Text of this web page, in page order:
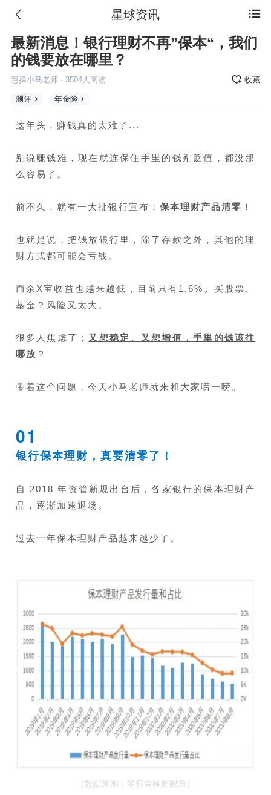
 星球资讯
最新消息！银行理财不再”保本“，我们
的钱要放在哪里？
慧择小马老师· 3504人阅读 收藏
测评 年金险
这年头，赚钱真的太难了...
别说赚钱难，现在就连保住手里的钱别贬值，都没那
么容易了。
前不久，就有一大批银行宣布： 保本理财产品清零 ！
也就是说，把钱放银行里，除了存款之外，其他的理
财方式都可能会亏钱。
而余X宝收益也越来越低，目前只有1.6%。买股票、
基金？风险又太大。
很多人焦虑了： 又想稳定、又想增值，手里的钱该往
哪放 ？
带着这个问题，今天小马老师就来和大家唠一唠。
01
银行保本理财，真要清零了！
自 2018 年资管新规出台后，各家银行的保本理财产
品，逐渐加速退场。
过去一年保本理财产品越来越少了。
（数据来源：零售金融新视角）